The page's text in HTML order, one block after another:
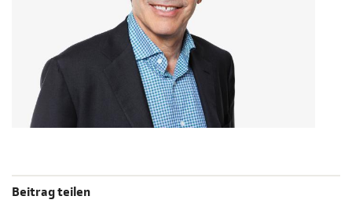
Beitrag teilen